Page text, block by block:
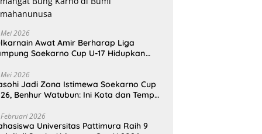
2026
Awat Amir Berharap Liga
Soekarno Cup U-17 Hidupkan
2026
Jadi Zona Istimewa Soekarno Cup
Benhur Watubun: Ini Kota dan Tempat
2026
Universitas Pattimura Raih 9